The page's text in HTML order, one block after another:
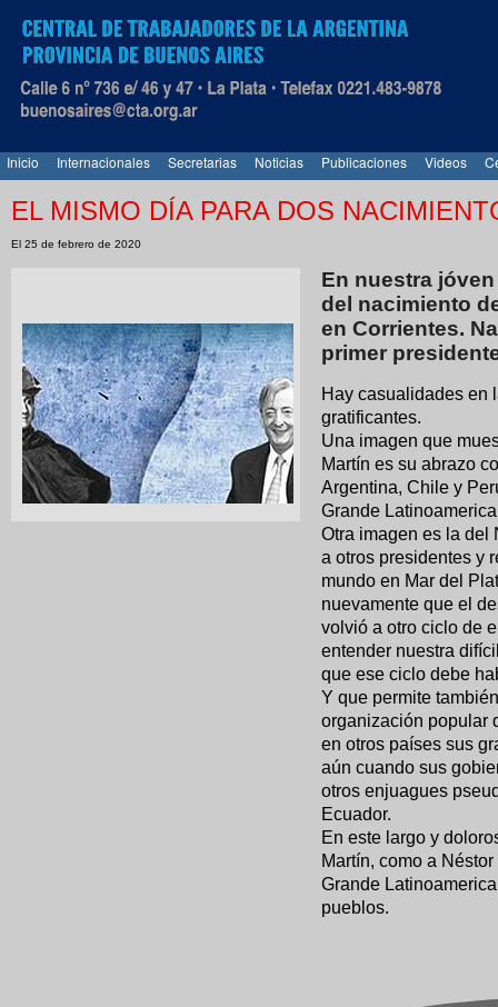
Inicio Internacionales Secretarias Noticias Publicaciones Videos
EL MISMO DÍA PARA DOS
El 25 de febrero de 2020
En nuestra
del nacimiento
en Corrientes.
primer
Hay casualidades en
gratificantes.
Una imagen que
Martín es su abrazo
Argentina, Chile y
Grande
Otra imagen es la del
a otros presidentes y
mundo en Mar del
nuevamente que el
volvió a otro ciclo de
entender nuestra
que ese ciclo debe
Y que permite
organización popular
en otros países sus
aún cuando sus
otros enjuagues
Ecuador.
En este largo y
Martín, como a
Grande
pueblos.